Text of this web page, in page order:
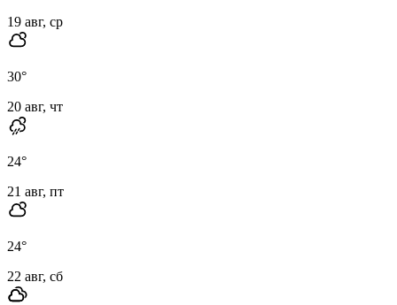
19 авг, ср
30°
20 авг, чт
24°
21 авг, пт
24°
22 авг, сб